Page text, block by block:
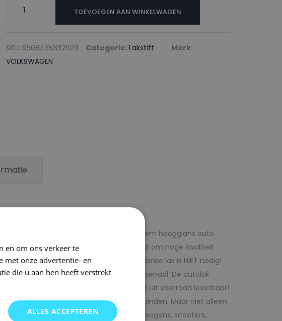
VOLKSWAGEN
GLACIER/EMOTION
BLUE
TOEVOEGEN AAN WINKELWAGEN
SKU: 9508435832629 Categorie: Lakstift
Merk:
VOLKSWAGEN
je zelf voordelig met 1laag systeem hoogglans auto
u aan het juiste adres wanneer het gaat om hoge kwaliteit
en makkelijk te verwerken. Extra blanke lak is NIET nodig!
veel kleurencombinaties in ons arsenaal. De autolak
afgevuld met professionele verf. Direct uit voorraad leverbaar!
kleur voor uw auto bij SRS kunt vinden. Maar niet alleen
kunt u ook bij ons terecht voor bedrijfswagens, scooters,
en om ons verkeer te
met onze advertentie- en
die u aan hen heeft verstrekt
ALLES ACCEPTEREN